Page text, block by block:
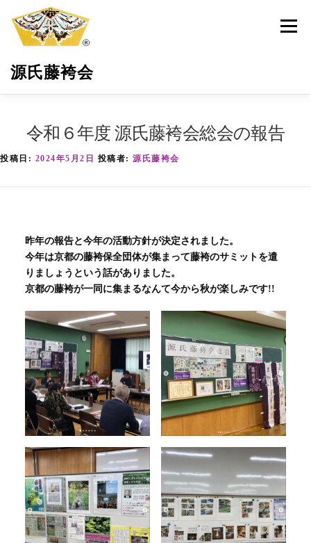
プ
源氏藤袴会
メニュ
令和６年度 源氏藤袴会総会の報告
投稿日: 2024年5月2日 投稿者: 源氏藤袴会
昨年の報告と今年の活動方針が決定されました。
今年は京都の藤袴保全団体が集まって藤袴のサミットを遣
りましょうという話がありました。
京都の藤袴が一同に集まるなんて今から秋が楽しみです!!